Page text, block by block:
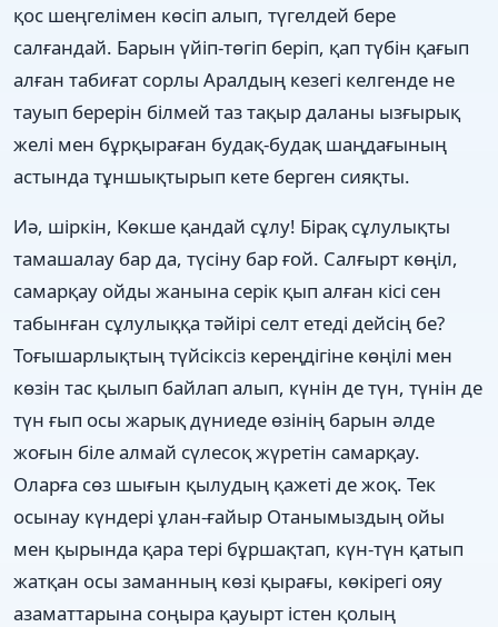
қос шеңгелімен көсіп алып, түгелдей бере
салғандай. Барын үйіп-төгіп беріп, қап түбін қағып
алған табиғат сорлы Аралдың кезегі келгенде не
тауып берерін білмей таз тақыр даланы ызғырық
желі мен бұрқыраған будақ-будақ шаңдағының
астында тұншықтырып кете берген сияқты.
Иә, шіркін, Көкше қандай сұлу! Бірақ сұлулықты
тамашалау бар да, түсіну бар ғой. Салғырт көңіл,
самарқау ойды жанына серік қып алған кісі сен
табынған сұлулыққа тәйірі селт етеді дейсің бе?
Тоғышарлықтың түйсіксіз кереңдігіне көңілі мен
көзін тас қылып байлап алып, күнін де түн, түнін де
түн ғып осы жарық дүниеде өзінің барын әлде
жоғын біле алмай сүлесоқ жүретін самарқау.
Оларға сөз шығын қылудың қажеті де жоқ. Тек
осынау күндері ұлан-ғайыр Отанымыздың ойы
мен қырында қара тері бұршақтап, күн-түн қатып
жатқан осы заманның көзі қырағы, көкірегі ояу
азаматтарына соңыра қауырт істен қолың